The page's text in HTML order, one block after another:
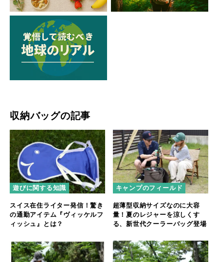
収納バッグの記事
遊びに関する知識
スイス在住ライター発信！驚き
の通勤アイテム『ヴィッケルフ
ィッシュ』とは？
キャンプのフィールド
超薄型収納サイズなのに大容
量！夏のレジャーを涼しくす
る、新世代クーラーバッグ登場